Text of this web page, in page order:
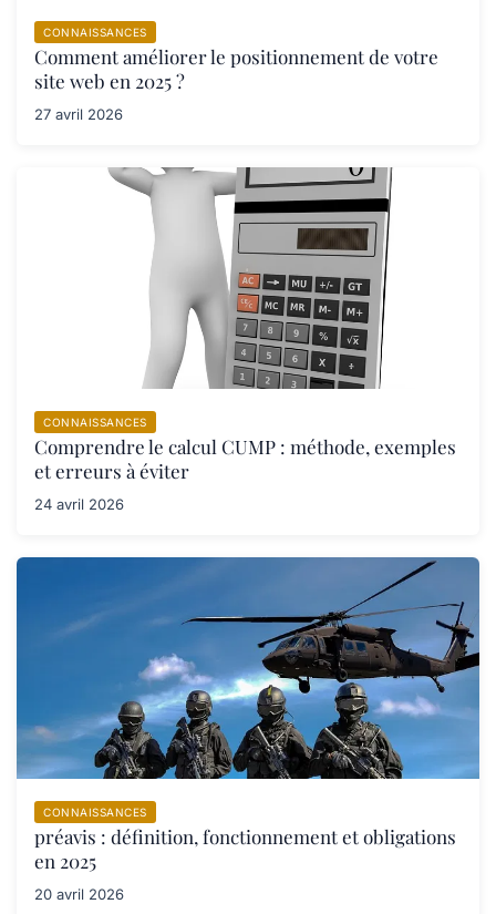
CONNAISSANCES
Comment améliorer le positionnement de votre
site web en 2025 ?
27 avril 2026
CONNAISSANCES
Comprendre le calcul CUMP : méthode, exemples
et erreurs à éviter
24 avril 2026
CONNAISSANCES
préavis : définition, fonctionnement et obligations
en 2025
20 avril 2026